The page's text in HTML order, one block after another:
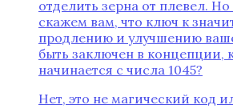
отделить зерна от плевел.
скажем вам, что ключ к
продлению и улучшению
быть заключен в концепции,
начинается с числа 1045?
Нет, это не магический код